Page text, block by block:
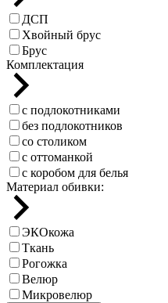
ДСП
Хвойный брус
Брус
Комплектация
с подлокотниками
без подлокотников
со столиком
с оттоманкой
с коробом для белья
Материал обивки:
ЭКОкожа
Ткань
Рогожка
Велюр
Микровелюр